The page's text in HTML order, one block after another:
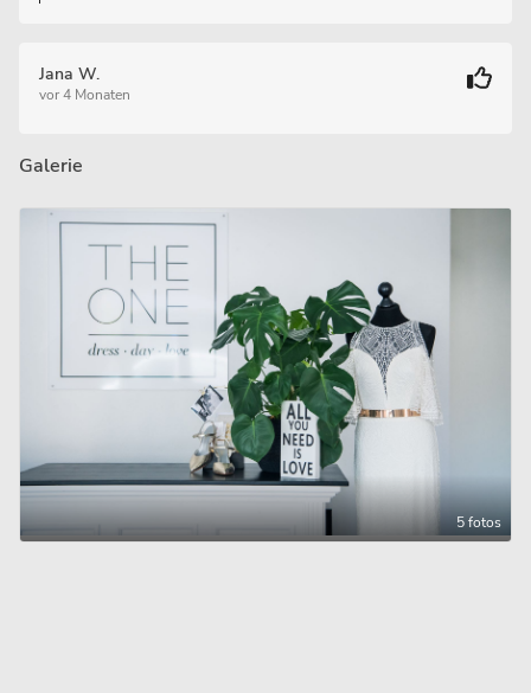
Jana W.
vor 4 Monaten
Galerie
5 fotos